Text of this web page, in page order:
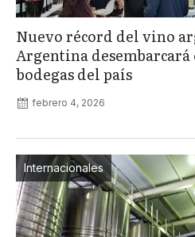
Nuevo récord del vino
Argentina desembarcará
bodegas del país
febrero 4, 2026
Internacionales